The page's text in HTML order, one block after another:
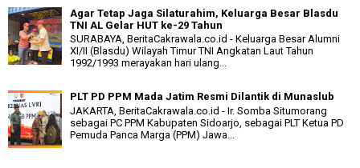
Agar Tetap Jaga Silaturahim, Keluarga Besar Blasdu
TNI AL Gelar HUT ke-29 Tahun
SURABAYA, BeritaCakrawala.co.id - Keluarga Besar Alumni
XI/II (Blasdu) Wilayah Timur TNI Angkatan Laut Tahun
1992/1993 merayakan hari ulang...
PLT PD PPM Mada Jatim Resmi Dilantik di Munaslub
JAKARTA, BeritaCakrawala.co.id - Ir. Somba Situmorang
sebagai PC PPM Kabupaten Sidoarjo, sebagai PLT Ketua PD
Pemuda Panca Marga (PPM) Jawa...